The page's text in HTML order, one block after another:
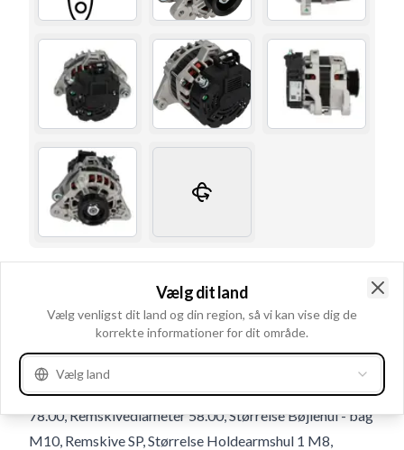
Detaljer & beskrivelse
Terminal IF, Volt 14, Amp. 70, Kontrol diyotlari PL176,
Blæser IF, Radius 2 85.50, B+ M8x1.25, Rotation CR,
Spor i remskive 5, Afstand - ophæng 42.60, Radius
78.00, Remskivediameter 58.00, Størrelse Bøjlehul - bag
M10, Remskive SP, Størrelse Holdearmshul 1 M8,
Vælg dit land
Vælg venligst dit land og din region, så vi kan vise dig de
korrekte informationer for dit område.
Vælg land